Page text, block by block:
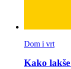
Dom i vrt
Kako